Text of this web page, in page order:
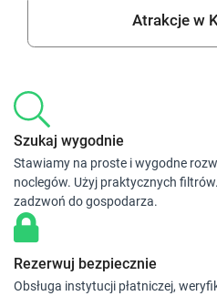
Atrakcje w
Szukaj wygodnie
Stawiamy na proste i wygodne
noclegów. Użyj praktycznych
zadzwoń do gospodarza.
Rezerwuj bezpiecznie
Obsługa instytucji płatniczej,